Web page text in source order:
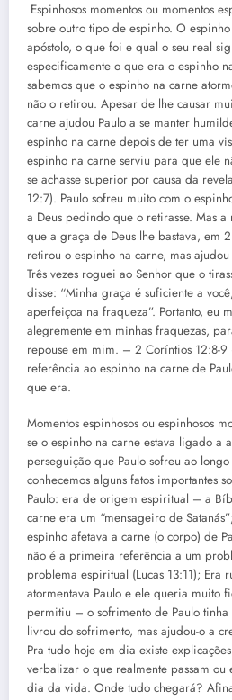
Espinhosos momentos ou momentos
sobre outro tipo de espinho. O
apóstolo, o que foi e qual o seu real
especificamente o que era o espinho
sabemos que o espinho na carne
não o retirou. Apesar de lhe causar
carne ajudou Paulo a se manter
espinho na carne depois de ter uma
espinho na carne serviu para que ele
se achasse superior por causa da
12:7). Paulo sofreu muito com o
a Deus pedindo que o retirasse. Mas
que a graça de Deus lhe bastava, em
retirou o espinho na carne, mas
Três vezes roguei ao Senhor que o
disse: “Minha graça é suficiente a
aperfeiçoa na fraqueza”. Portanto, eu
alegremente em minhas fraquezas,
repouse em mim. – 2 Coríntios 12:8-
referência ao espinho na carne de
que era.
Momentos espinhosos ou espinhosos
se o espinho na carne estava ligado a
perseguição que Paulo sofreu ao
conhecemos alguns fatos importantes
Paulo: era de origem espiritual – a
carne era um “mensageiro de
espinho afetava a carne (o corpo) de
não é a primeira referência a um
problema espiritual (Lucas 13:11); Era
atormentava Paulo e ele queria muito
permitiu – o sofrimento de Paulo
livrou do sofrimento, mas ajudou-o a
Pra tudo hoje em dia existe
verbalizar o que realmente passam ou
dia da vida. Onde tudo chegará?